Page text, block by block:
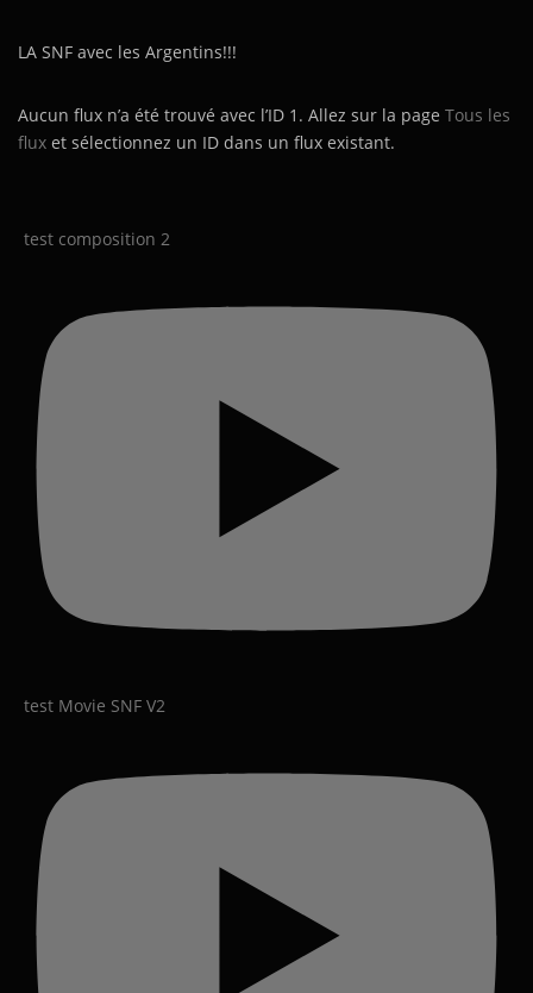
LA SNF avec les Argentins!!!
Aucun flux n’a été trouvé avec l’ID 1. Allez sur la page Tous les
flux et sélectionnez un ID dans un flux existant.
test composition 2
test Movie SNF V2